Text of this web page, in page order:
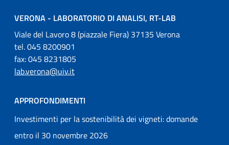
VERONA - LABORATORIO DI ANALISI, RT-LAB
Viale del Lavoro 8 (piazzale Fiera) 37135 Verona
tel. 045 8200901
fax: 045 8231805
lab.verona@uiv.it
APPROFONDIMENTI
Investimenti per la sostenibilità dei vigneti: domande
entro il 30 novembre 2026